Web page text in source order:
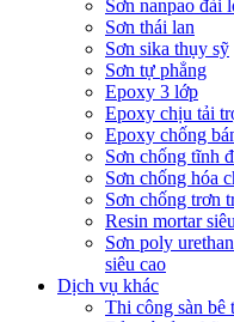
Sơn nanpao đài
Sơn thái lan
Sơn sika thụy sỹ
Sơn tự phẳng
Epoxy 3 lớp
Epoxy chịu tải
Epoxy chống
Sơn chống tĩnh
Sơn chống hóa
Sơn chống trơn
Resin mortar
Sơn poly
siêu cao
Dịch vụ khác
Thi công sàn bê